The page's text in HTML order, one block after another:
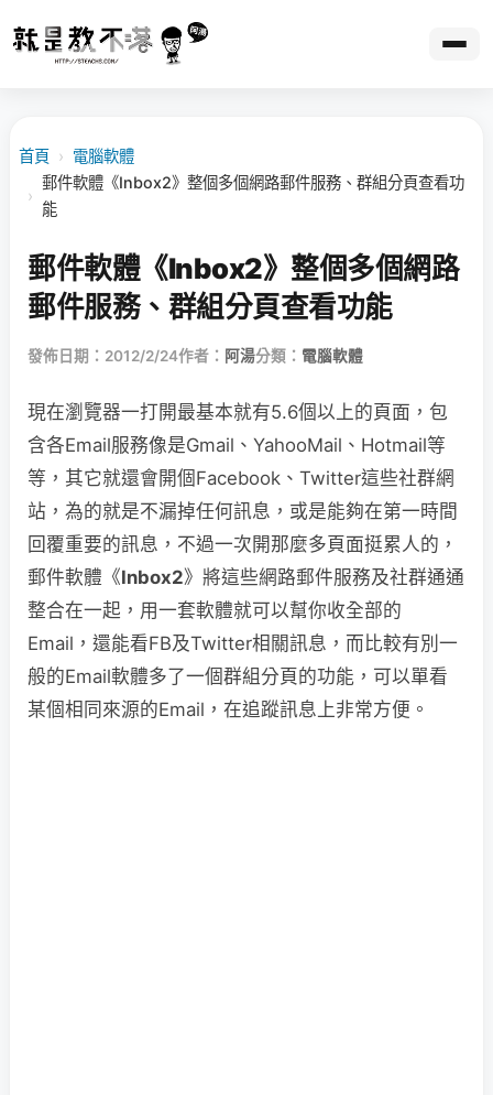
首頁 › 電腦軟體
›
郵件軟體《Inbox2》整個多個網路郵件服務、群組分頁查看功
能
郵件軟體《Inbox2》整個多個網路
郵件服務、群組分頁查看功能
發佈日期：2012/2/24作者： 阿湯分類： 電腦軟體
現在瀏覽器一打開最基本就有5.6個以上的頁面，包
含各Email服務像是Gmail、YahooMail、Hotmail等
等，其它就還會開個Facebook、Twitter這些社群網
站，為的就是不漏掉任何訊息，或是能夠在第一時間
回覆重要的訊息，不過一次開那麼多頁面挺累人的，
郵件軟體《Inbox2》將這些網路郵件服務及社群通通
整合在一起，用一套軟體就可以幫你收全部的
Email，還能看FB及Twitter相關訊息，而比較有別一
般的Email軟體多了一個群組分頁的功能，可以單看
某個相同來源的Email，在追蹤訊息上非常方便。